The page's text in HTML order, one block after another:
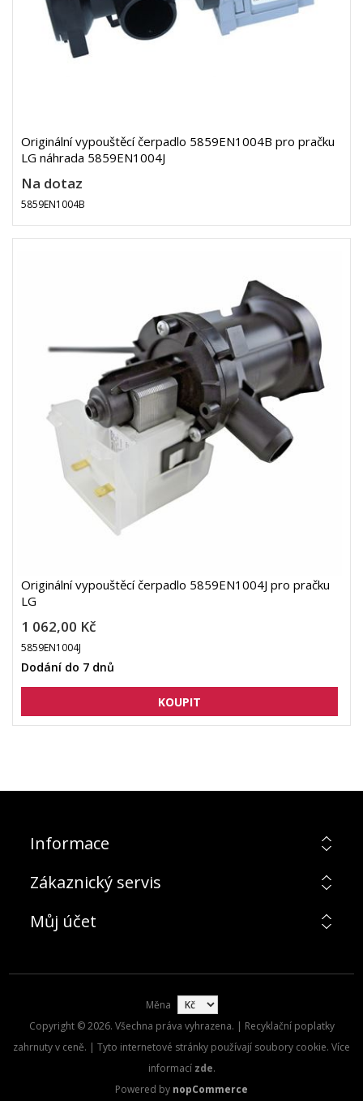
Originální vypouštěcí čerpadlo 5859EN1004B pro pračku
LG náhrada 5859EN1004J
Na dotaz
5859EN1004B
Originální vypouštěcí čerpadlo 5859EN1004J pro pračku
LG
1 062,00 Kč
5859EN1004J
Dodání do 7 dnů
Informace
Zákaznický servis
Můj účet
Měna
Copyright © 2026. Všechna práva vyhrazena. | Recyklační poplatky
zahrnuty v ceně. | Tyto internetové stránky používají soubory cookie. Více
informací zde.
Powered by nopCommerce